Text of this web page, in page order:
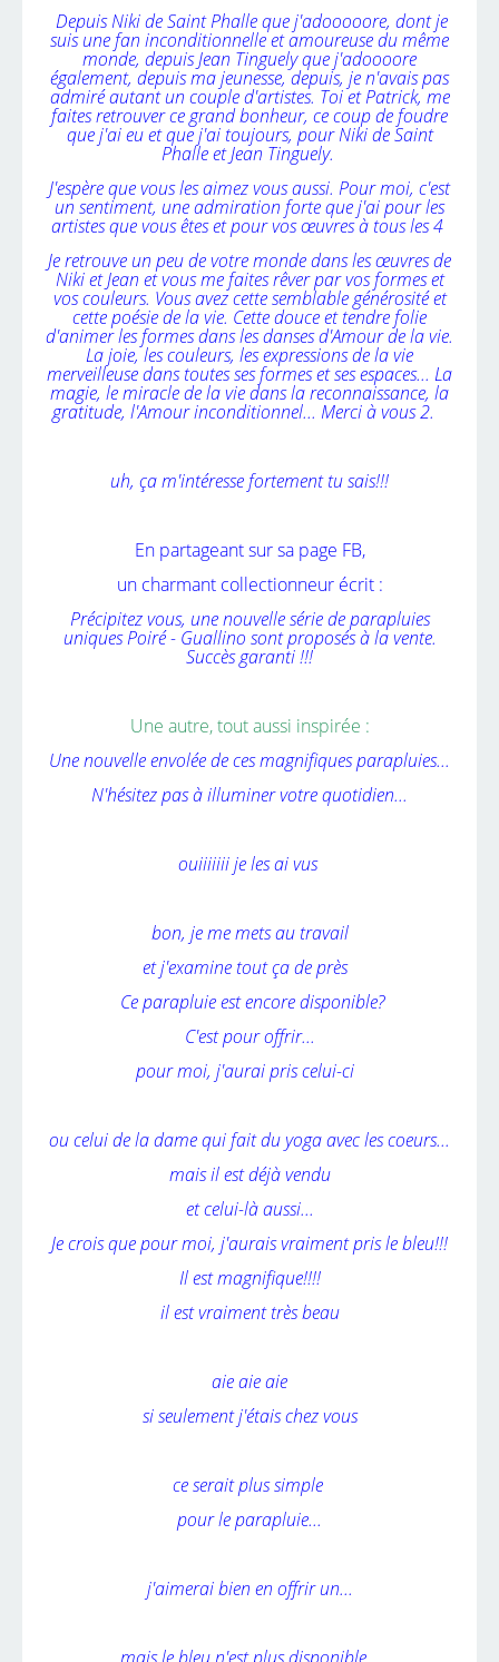
Depuis Niki de Saint Phalle que j'adooooore, dont je
suis une fan inconditionnelle et amoureuse du même
monde, depuis Jean Tinguely que j'adoooore
également, depuis ma jeunesse, depuis, je n'avais pas
admiré autant un couple d'artistes. Toi et Patrick, me
faites retrouver ce grand bonheur, ce coup de foudre
que j'ai eu et que j'ai toujours, pour Niki de Saint
Phalle et Jean Tinguely.
J'espère que vous les aimez vous aussi. Pour moi, c'est
un sentiment, une admiration forte que j'ai pour les
artistes que vous êtes et pour vos œuvres à tous les 4
Je retrouve un peu de votre monde dans les œuvres de
Niki et Jean et vous me faites rêver par vos formes et
vos couleurs. Vous avez cette semblable générosité et
cette poésie de la vie. Cette douce et tendre folie
d'animer les formes dans les danses d'Amour de la vie.
La joie, les couleurs, les expressions de la vie
merveilleuse dans toutes ses formes et ses espaces... La
magie, le miracle de la vie dans la reconnaissance, la
gratitude, l'Amour inconditionnel... Merci à vous 2.
uh, ça m'intéresse fortement tu sais!!!
En partageant sur sa page FB,
un charmant collectionneur écrit :
Précipitez vous, une nouvelle série de parapluies
uniques Poiré - Guallino sont proposés à la vente.
Succès garanti !!!
Une autre, tout aussi inspirée :
Une nouvelle envolée de ces magnifiques parapluies...
N'hésitez pas à illuminer votre quotidien...
ouiiiiiii je les ai vus
bon, je me mets au travail
et j'examine tout ça de près
Ce parapluie est encore disponible?
C'est pour offrir...
pour moi, j'aurai pris celui-ci
ou celui de la dame qui fait du yoga avec les coeurs...
mais il est déjà vendu
et celui-là aussi...
Je crois que pour moi, j'aurais vraiment pris le bleu!!!
Il est magnifique!!!!
il est vraiment très beau
aie aie aie
si seulement j'étais chez vous
ce serait plus simple
pour le parapluie...
j'aimerai bien en offrir un...